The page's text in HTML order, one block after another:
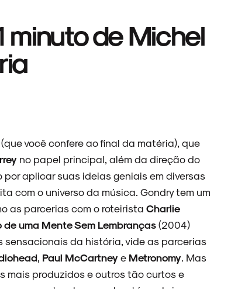
minuto de Michel
(que você confere ao final da matéria), que
no papel principal, além da direção do
por aplicar suas ideias geniais em diversas
com o universo da música. Gondry tem um
as parcerias com o roteirista Charlie
de uma Mente Sem Lembranças(2004)
sensacionais da história, vide as parcerias
Paul McCartney e Metronomy . Mas
mais produzidos e outros tão curtos e